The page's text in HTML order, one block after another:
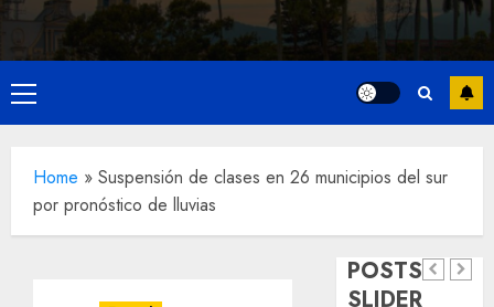
Menú
principal
Home » Suspensión de clases en 26 municipios del sur
por pronóstico de lluvias
POSTS
SLIDER
Local
Reviven
Local
Hoy
natalicio
de Don